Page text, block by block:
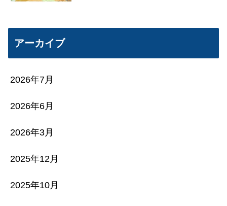
アーカイブ
2026年7月
2026年6月
2026年3月
2025年12月
2025年10月